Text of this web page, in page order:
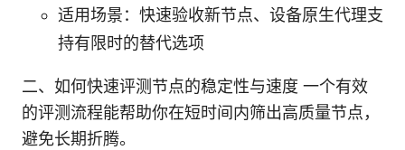
适用场景：快速验收新节点、设备原生代理支
持有限时的替代选项
二、如何快速评测节点的稳定性与速度 一个有效
的评测流程能帮助你在短时间内筛出高质量节点，
避免长期折腾。